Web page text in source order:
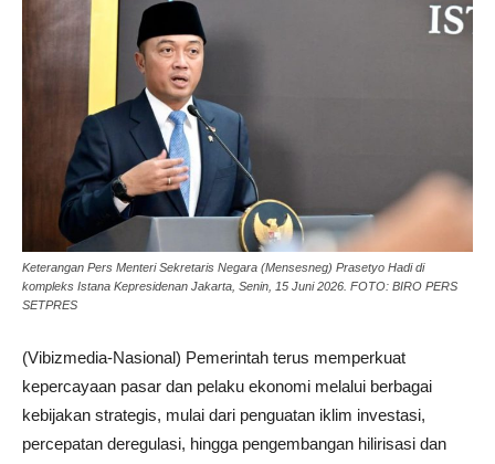
Keterangan Pers Menteri Sekretaris Negara (Mensesneg) Prasetyo Hadi di
kompleks Istana Kepresidenan Jakarta, Senin, 15 Juni 2026. FOTO: BIRO PERS
SETPRES
(Vibizmedia-Nasional) Pemerintah terus memperkuat
kepercayaan pasar dan pelaku ekonomi melalui berbagai
kebijakan strategis, mulai dari penguatan iklim investasi,
percepatan deregulasi, hingga pengembangan hilirisasi dan